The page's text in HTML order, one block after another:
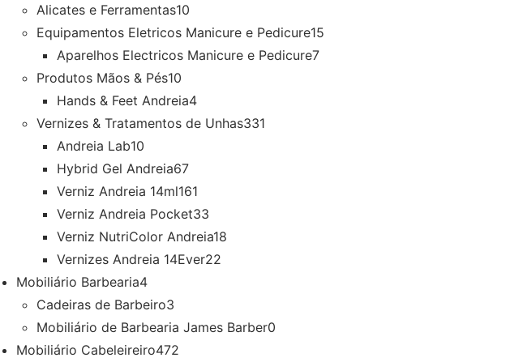
Alicates e Ferramentas10
Equipamentos Eletricos Manicure e Pedicure15
Aparelhos Electricos Manicure e Pedicure7
Produtos Mãos & Pés10
Hands & Feet Andreia4
Vernizes & Tratamentos de Unhas331
Andreia Lab10
Hybrid Gel Andreia67
Verniz Andreia 14ml161
Verniz Andreia Pocket33
Verniz NutriColor Andreia18
Vernizes Andreia 14Ever22
Mobiliário Barbearia4
Cadeiras de Barbeiro3
Mobiliário de Barbearia James Barber0
Mobiliário Cabeleireiro472